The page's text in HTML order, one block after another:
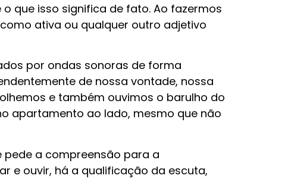
que isso significa de fato. Ao fazermos
ativa ou qualquer outro adjetivo
por ondas sonoras de forma
de nossa vontade, nossa
e também ouvimos o barulho do
apartamento ao lado, mesmo que não
pede a compreensão para a
e ouvir, há a qualificação da escuta,